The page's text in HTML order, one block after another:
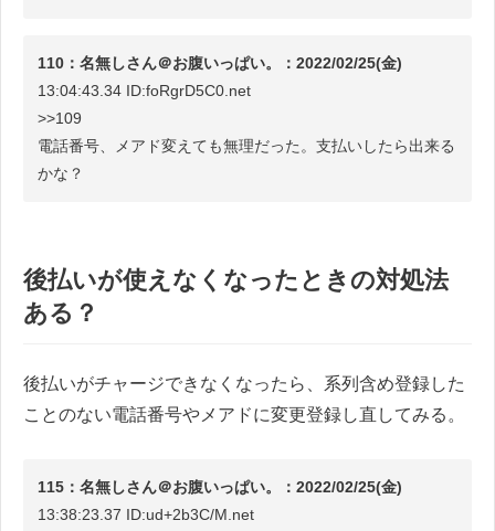
110：名無しさん＠お腹いっぱい。：2022/02/25(金)
13:04:43.34 ID:foRgrD5C0.net
>>109
電話番号、メアド変えても無理だった。支払いしたら出来る
かな？
後払いが使えなくなったときの対処法
ある？
後払いがチャージできなくなったら、系列含め登録した
ことのない電話番号やメアドに変更登録し直してみる。
115：名無しさん＠お腹いっぱい。：2022/02/25(金)
13:38:23.37 ID:ud+2b3C/M.net